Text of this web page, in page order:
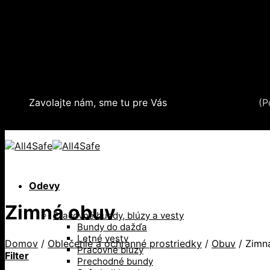
Zavolajte nám, sme tu pre Vás
Odevy
Pracovné bundy, blúzy a vesty
Bundy do dažďa
Letné vesty
Pracovné blúzy
Prechodné bundy
Zimná obuv
Domov / Oblečenie a ochranné prostriedky / Obuv /
Filter